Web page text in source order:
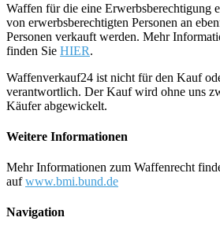
Waffen für die eine Erwerbsberechtigung
von erwerbsberechtigten Personen an
Personen verkauft werden. Mehr
finden Sie HIER.
Waffenverkauf24 ist nicht für den Kauf
verantwortlich. Der Kauf wird ohne uns
Käufer abgewickelt.
Weitere Informationen
Mehr Informationen zum Waffenrecht
aufwww.bmi.bund.de
Navigation